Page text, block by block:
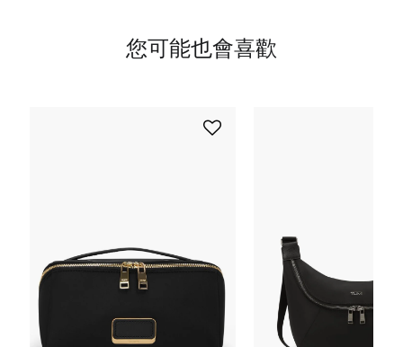
您可能也會喜歡